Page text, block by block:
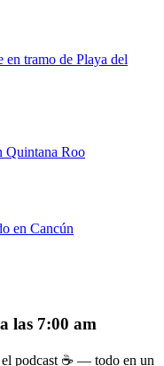
en tramo de Playa del
Quintana Roo
en Cancún
las 7:00 am
podcast ☕ — todo en un